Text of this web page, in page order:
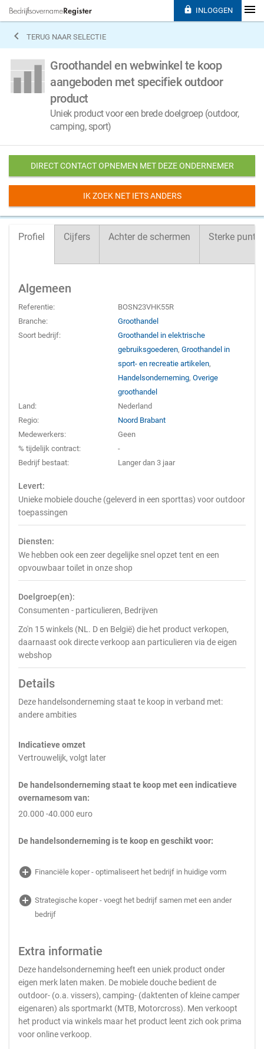
 TERUG NAAR SELECTIE
Groothandel en webwinkel te koop
aangeboden met specifiek outdoor
product
Uniek product voor een brede doelgroep (outdoor,
camping, sport)
DIRECT CONTACT OPNEMEN MET DEZE ONDERNEMER
IK ZOEK NET IETS ANDERS
Profiel Cijfers Achter de schermen Sterke
Algemeen
Referentie:
BOSN23VHK55R
Branche:
Groothandel
Soort bedrijf:
Groothandel in elektrische
gebruiksgoederen,Groothandel in
sport- en recreatie artikelen,
Handelsonderneming,Overige
groothandel
Land:
Nederland
Regio:
Noord Brabant
Medewerkers:
Geen
% tijdelijk contract:
-
Bedrijf bestaat:
Langer dan 3 jaar
Levert:
Unieke mobiele douche (geleverd in een sporttas) voor outdoor
toepassingen
Diensten:
We hebben ook een zeer degelijke snel opzet tent en een
opvouwbaar toilet in onze shop
Doelgroep(en):
Consumenten - particulieren, Bedrijven
Zo'n 15 winkels (NL. D en België) die het product verkopen,
daarnaast ook directe verkoop aan particulieren via de eigen
webshop
Details
Deze handelsonderneming staat te koop in verband met:
andere ambities
Indicatieve omzet
Vertrouwelijk, volgt later
De handelsonderneming staat te koop met een indicatieve
overnamesom van:
20.000 -40.000 euro
De handelsonderneming is te koop en geschikt voor:
add_circle Financiële koper - optimaliseert het bedrijf in huidige vorm
add_circle Strategische koper - voegt het bedrijf samen met een ander
bedrijf
Extra informatie
Deze handelsonderneming heeft een uniek product onder
eigen merk laten maken. De mobiele douche bedient de
outdoor- (o.a. vissers), camping- (daktenten of kleine camper
eigenaren) als sportmarkt (MTB, Motorcross). Men verkoopt
het product via winkels maar het product leent zich ook prima
voor online verkoop.
 INLOGGEN